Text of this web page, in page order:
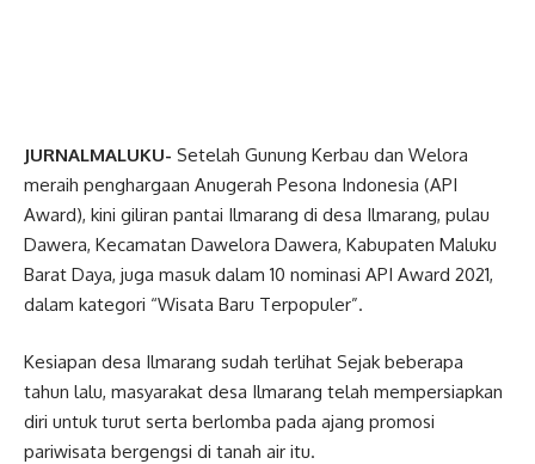
JURNALMALUKU- Setelah Gunung Kerbau dan Welora
meraih penghargaan Anugerah Pesona Indonesia (API
Award), kini giliran pantai Ilmarang di desa Ilmarang, pulau
Dawera, Kecamatan Dawelora Dawera, Kabupaten Maluku
Barat Daya, juga masuk dalam 10 nominasi API Award 2021,
dalam kategori “Wisata Baru Terpopuler”.
Kesiapan desa Ilmarang sudah terlihat Sejak beberapa
tahun lalu, masyarakat desa Ilmarang telah mempersiapkan
diri untuk turut serta berlomba pada ajang promosi
pariwisata bergengsi di tanah air itu.